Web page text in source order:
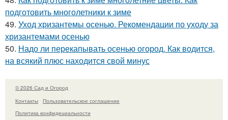
подготовить многолетники к зиме
49. Уход хризантемы осенью. Рекомендации по уходу за
хризантемами осенью
50. Надо ли перекапывать осенью огород. Как водится,
на всякий плюс находится свой минус
© 2026 Сад и Огород
Контакты
Пользовательское соглашение
Политика конфидециальности